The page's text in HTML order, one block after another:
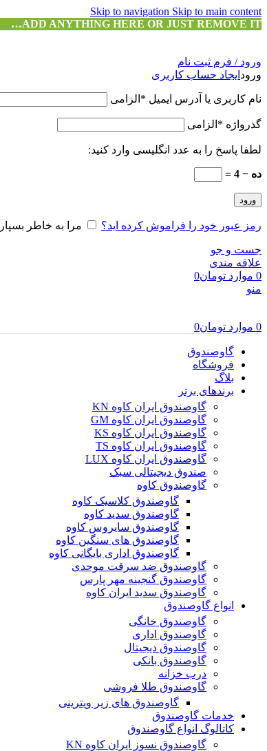
Skip to navigation Skip to main content
ADD ANYTHING HERE OR JUST REMOVE IT…
ورود / فرم ثبت نام
ورود ایجاد حساب کاربری
نام کاربری یا آدرس ایمیل * الزامی
گذرواژه * الزامی
لطفا پاسخ را به عدد انگلیسی وارد کنید:
ده − 4 =
ورود
رمز عبور خود را فراموش کرده اید؟ مرا به خاطر بسپار
جست و جو
علاقه مندی
0 موارد تومان0
منو
0 موارد تومان0
گاوصندوق
فروشگاه
بلاگ
برندهای برتر
گاوصندوق ایران کاوه KN
گاوصندوق ایران کاوه GM
گاوصندوق ایران کاوه KS
گاوصندوق ایران کاوه TS
گاوصندوق ایران کاوه LUX
صندوق دیجیتالی سبک
گاوصندوق کاوه
گاوصندوق کلاسیک کاوه
گاوصندوق سدید کاوه
گاوصندوق سایروس کاوه
گاوصندوق های سنگین کاوه
گاوصندوق اداری بایگانی کاوه
گاوصندوق ضد سرقت موحدی
گاوصندوق گنجینه مهر پارس
گاوصندوق سدید ایران کاوه
انواع گاوصندوق
گاوصندوق خانگی
گاوصندوق اداری
گاوصندوق دیجیتال
گاوصندوق بانکی
درب خزانه
گاوصندوق طلا فروشی
گاوصندوق های زیر ویترینی
خدمات گاوصندوق
کاتالوگ انواع گاوصندوق
گاوصندوق نسوز ایران کاوه KN